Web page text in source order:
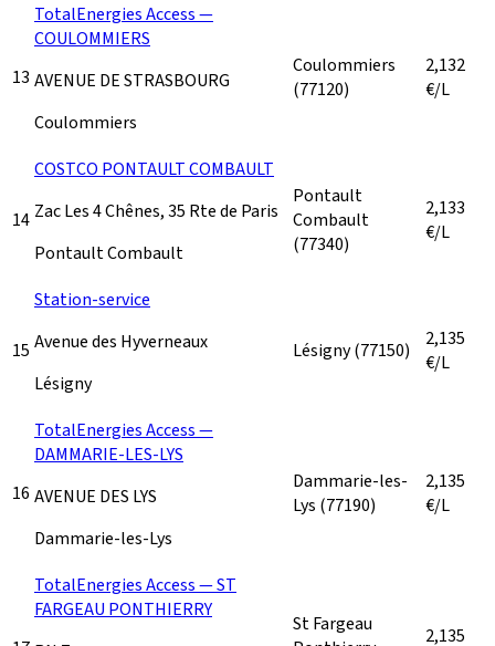
13
TotalEnergies Access —
COULOMMIERS
AVENUE DE STRASBOURG
Coulommiers
Coulommiers
(77120)
2,132
€/L
14
COSTCO PONTAULT COMBAULT
Zac Les 4 Chênes, 35 Rte de Paris
Pontault Combault
Pontault
Combault
(77340)
2,133
€/L
15
Station-service
Avenue des Hyverneaux
Lésigny
Lésigny(77150)
2,135
€/L
16
TotalEnergies Access —
DAMMARIE-LES-LYS
AVENUE DES LYS
Dammarie-les-Lys
Dammarie-les-
Lys (77190)
2,135
€/L
TotalEnergies Access — ST
FARGEAU PONTHIERRY
St Fargeau
2,135